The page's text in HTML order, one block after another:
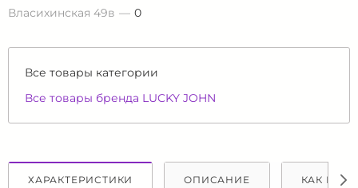
Власихинская 49в
0
Все товары категории
Все товары бренда LUCKY JOHN
ХАРАКТЕРИСТИКИ ОПИСАНИЕ КАК